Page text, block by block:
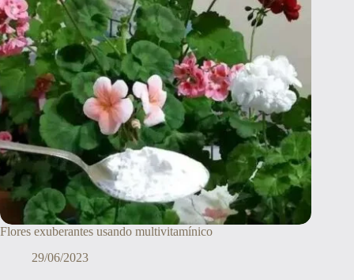
Flores exuberantes usando multivitamínico
29/06/2023